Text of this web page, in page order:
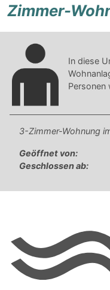
Zimmer-
In diese
Personen
3-Zimmer-Wohnung
Geöffnet von:
Geschlossen ab: